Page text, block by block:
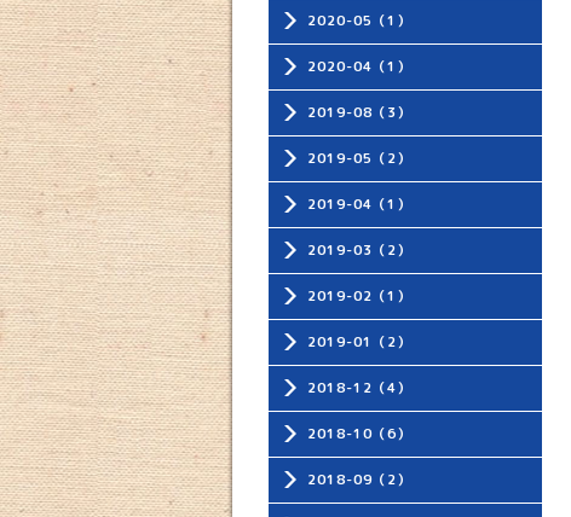
2020-05（1）
2020-04（1）
2019-08（3）
2019-05（2）
2019-04（1）
2019-03（2）
2019-02（1）
2019-01（2）
2018-12（4）
2018-10（6）
2018-09（2）